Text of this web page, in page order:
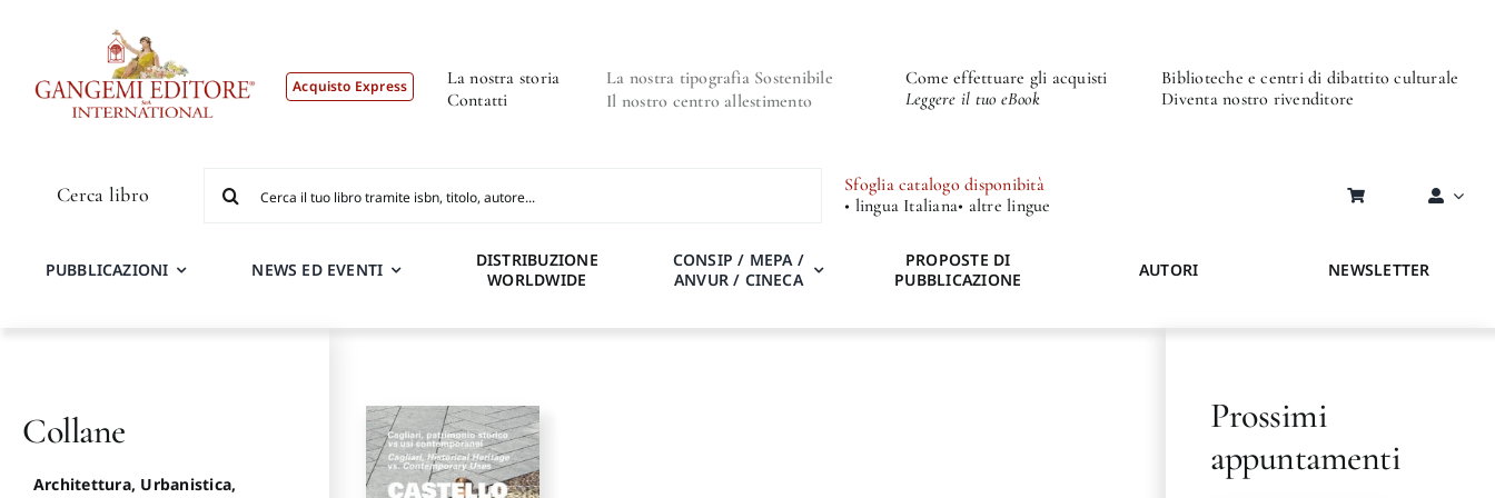
Acquisto Express
La nostra storia
Contatti
La nostra tipografia Sostenibile
Il nostro centro allestimento
Come effettuare gli acquisti
Leggere il tuo eBook
Biblioteche e centri di dibattito culturale
Diventa nostro rivenditore
Cerca libro
per:
Sfoglia catalogo disponibità
• lingua Italiana• altre lingue
PUBBLICAZIONI NEWS ED EVENTI
DISTRIBUZIONE
WORLDWIDE
CONSIP / MEPA /
ANVUR / CINECA
PROPOSTE DI
PUBBLICAZIONE
AUTORI NEWSLETTER
Collane
Architettura, Urbanistica,
Prossimi
appuntamenti